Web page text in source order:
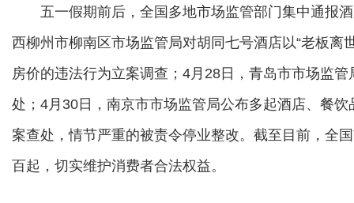
五一假期前后，全国多地市场监管部门集中通报酒
西柳州市柳南区市场监管局对胡同七号酒店以“老板离
房价的违法行为立案调查；4月28日，青岛市市场监
处；4月30日，南京市市场监管局公布多起酒店、餐
案查处，情节严重的被责令停业整改。截至目前，全
百起，切实维护消费者合法权益。